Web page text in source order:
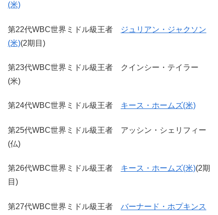
(米)
第22代WBC世界ミドル級王者
ジュリアン・ジャクソン
(米)(2期目)
第23代WBC世界ミドル級王者 クインシー・テイラー
(米)
第24代WBC世界ミドル級王者 キース・ホームズ(米)
第25代WBC世界ミドル級王者 アッシン・シェリフィー
(仏)
第26代WBC世界ミドル級王者 キース・ホームズ(米)(2期
目)
第27代WBC世界ミドル級王者 バーナード・ホプキンス